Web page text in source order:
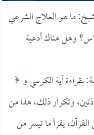
ما هو العلاج الشرعي
وهل هناك أدعية
بقراءة آية الكرسي و
والمعوذتين، وتكرار ذلك، هذا من
يقرأ ما تيسر من